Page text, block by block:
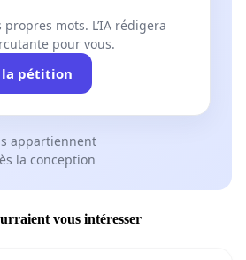
propres mots. L’IA rédigera
pour vous.
la pétition
appartiennent
la conception
vous intéresser